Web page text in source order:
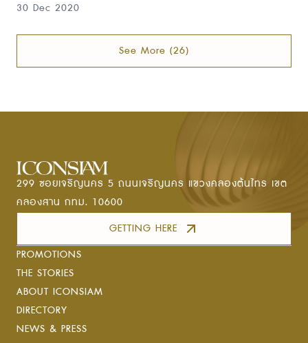
30 Dec 2020
See More (26)
299 ซอยเจริญนคร 5 ถนนเจริญนคร แขวงคลองต้นไทร เขต
คลองสาน กทม. 10600
GETTING HERE
PROMOTIONS
THE STORIES
ABOUT ICONSIAM
DIRECTORY
NEWS & PRESS